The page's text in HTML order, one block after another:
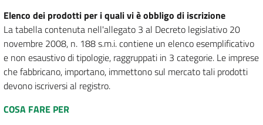
Elenco dei prodotti per i quali vi è obbligo di iscrizione
La tabella contenuta nell'allegato 3 al Decreto legislativo 20
novembre 2008, n. 188 s.m.i. contiene un elenco esemplificativo
e non esaustivo di tipologie, raggruppati in 3 categorie. Le imprese
che fabbricano, importano, immettono sul mercato tali prodotti
devono iscriversi al registro.
COSA FARE PER